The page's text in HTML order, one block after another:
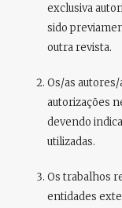
exclusiva
sido
outra revista.
Os/as
autorizações
devendo
utilizadas.
Os trabalhos
entidades